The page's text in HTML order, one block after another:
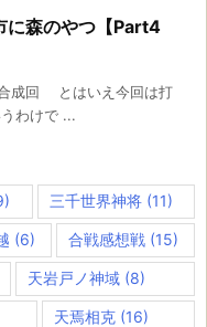
に森のやつ【Part4
成回 とはいえ今回は打
わけで ...
三千世界神将(11)
(6) 合戦感想戦(15)
天岩戸ノ神域 (8)
天焉相克(16)